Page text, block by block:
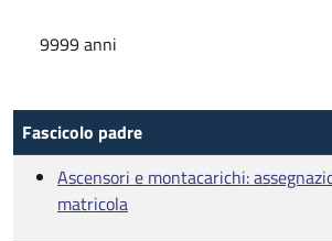
9999 anni
Fascicolo padre
Ascensori e montacarichi:
matricola